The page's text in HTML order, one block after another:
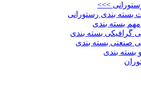
>>>
بسته بندی رستورانی
بسته بندی
گرافیکی بسته بندی
صنعتی بسته بندی
بندی